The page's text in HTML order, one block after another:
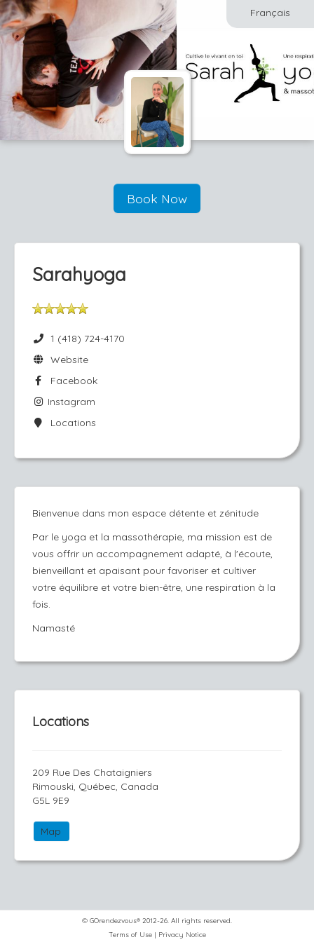
Français
Book Now
Sarahyoga
1 (418) 724-4170
Website
Facebook
Instagram
Locations
Bienvenue dans mon espace détente et zénitude
Par le yoga et la massothérapie, ma mission est de
vous offrir un accompagnement adapté, à l'écoute,
bienveillant et apaisant pour favoriser et cultiver
votre équilibre et votre bien-être, une respiration à la
fois.
Namasté
Locations
209 Rue Des Chataigniers
Rimouski, Québec, Canada
G5L 9E9
Map
© GOrendezvous® 2012-26. All rights reserved.
Terms of Use| Privacy Notice